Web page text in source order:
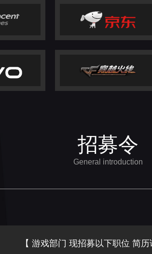
招募令
General introduction
【 游戏部门 现招募以下职位 简历